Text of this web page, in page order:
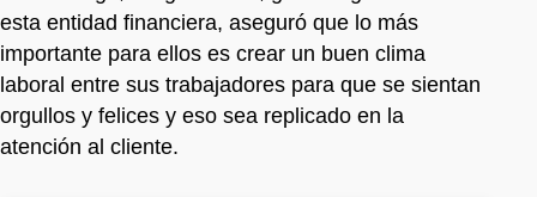
esta entidad financiera, aseguró que lo más
importante para ellos es crear un buen clima
laboral entre sus trabajadores para que se sientan
orgullos y felices y eso sea replicado en la
atención al cliente.